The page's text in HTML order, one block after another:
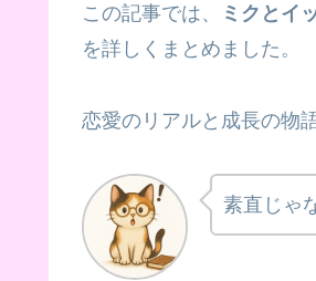
この記事では、 ミクとイ
を詳しくまとめました。
恋愛のリアルと成長の物
素直じゃ